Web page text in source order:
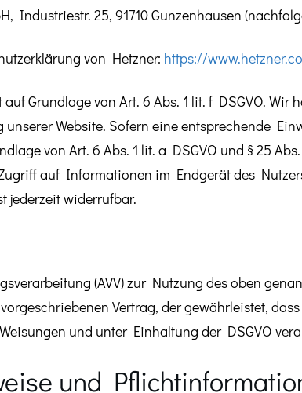
Industriestr. 25, 91710 Gunzenhausen
von Hetzner: https://
Grundlage von Art. 6 Abs. 1 lit. f DSGVO.
Website. Sofern eine entsprechende
von Art. 6 Abs. 1 lit. a DSGVO und § 25
auf Informationen im Endgerät des
jederzeit widerrufbar.
(AVV) zur Nutzung des oben
Vertrag, der gewährleistet,
und unter Einhaltung der DSGVO
und